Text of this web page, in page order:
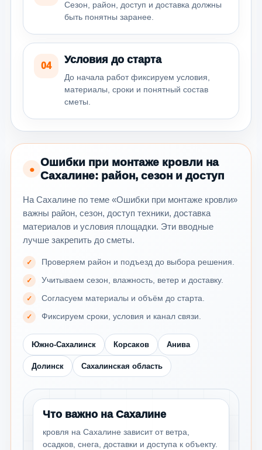
Сезон, район, доступ и доставка должны
быть понятны заранее.
04
Условия до старта
До начала работ фиксируем условия,
материалы, сроки и понятный состав
сметы.
●
Ошибки при монтаже кровли на
Сахалине: район, сезон и доступ
На Сахалине по теме «Ошибки при монтаже кровли»
важны район, сезон, доступ техники, доставка
материалов и условия площадки. Эти вводные
лучше закрепить до сметы.
Проверяем район и подъезд до выбора решения.
Учитываем сезон, влажность, ветер и доставку.
Согласуем материалы и объём до старта.
Фиксируем сроки, условия и канал связи.
Южно-Сахалинск Корсаков Анива
Долинск Сахалинская область
Что важно на Сахалине
кровля на Сахалине зависит от ветра,
осадков, снега, доставки и доступа к объекту.